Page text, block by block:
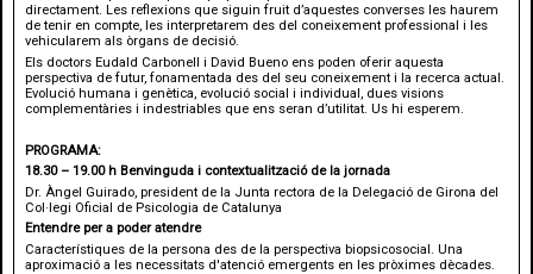
directament. Les reflexions que siguin fruit d’aquestes converses les haurem
de tenir en compte, les interpretarem des del coneixement professional i les
vehicularem als òrgans de decisió.
Els doctors Eudald Carbonell i David Bueno ens poden oferir aquesta
perspectiva de futur, fonamentada des del seu coneixement i la recerca actual.
Evolució humana i genètica, evolució social i individual, dues visions
complementàries i indestriables que ens seran d’utilitat. Us hi esperem.
PROGRAMA:
18.30 – 19.00 h Benvinguda i contextualització de la jornada
Dr. Àngel Guirado, president de la Junta rectora de la Delegació de Girona del
Col·legi Oficial de Psicologia de Catalunya
Entendre per a poder atendre
Característiques de la persona des de la perspectiva biopsicosocial. Una
aproximació a les necessitats d'atenció emergents en les pròximes dècades.